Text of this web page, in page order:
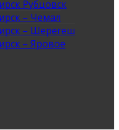
Рубцовск
– Чемал
– Шерегеш
– Яровое